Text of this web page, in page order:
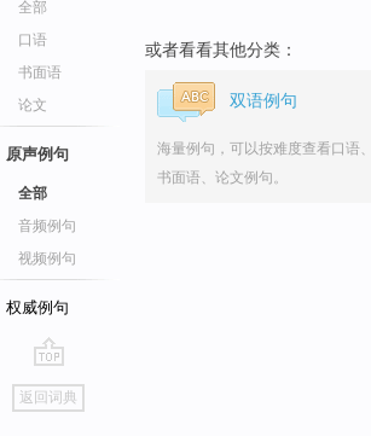
全部
口语
书面语
论文
原声例句
全部
音频例句
视频例句
权威例句
go
top
返回词典
或者看看其他分类：
双语例句
海量例句，可以按难度查看口语、
书面语、论文例句。